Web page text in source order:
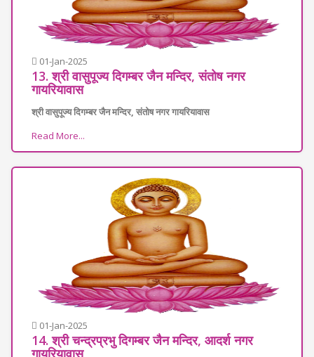
01-Jan-2025
13. श्री वासुपूज्य दिगम्बर जैन मन्दिर, संतोष नगर
गायरियावास
श्री वासुपूज्य दिगम्बर जैन मन्दिर, संतोष नगर गायरियावास
Read More...
01-Jan-2025
14. श्री चन्द्रप्रभु दिगम्बर जैन मन्दिर, आदर्श नगर
गायरियावास